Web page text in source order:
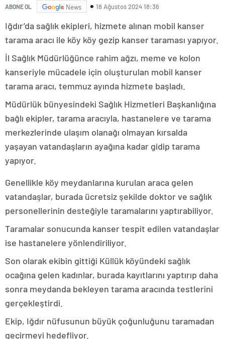
ABONE OL News 18 Ağustos 2024 18:36
Iğdır’da sağlık ekipleri, hizmete alınan mobil kanser
tarama aracı ile köy köy gezip kanser taraması yapıyor.
İl Sağlık Müdürlüğünce rahim ağzı, meme ve kolon
kanseriyle mücadele için oluşturulan mobil kanser
tarama aracı, temmuz ayında hizmete başladı.
Müdürlük bünyesindeki Sağlık Hizmetleri Başkanlığına
bağlı ekipler, tarama aracıyla, hastanelere ve tarama
merkezlerinde ulaşım olanağı olmayan kırsalda
yaşayan vatandaşların ayağına kadar gidip tarama
yapıyor.
Genellikle köy meydanlarına kurulan araca gelen
vatandaşlar, burada ücretsiz şekilde doktor ve sağlık
personellerinin desteğiyle taramalarını yaptırabiliyor.
Taramalar sonucunda kanser tespit edilen vatandaşlar
ise hastanelere yönlendiriliyor.
Son olarak ekibin gittiği Küllük köyündeki sağlık
ocağına gelen kadınlar, burada kayıtlarını yaptırıp daha
sonra meydanda bekleyen tarama aracında testlerini
gerçekleştirdi.
Ekip, Iğdır nüfusunun büyük çoğunluğunu taramadan
geçirmeyi hedefliyor.